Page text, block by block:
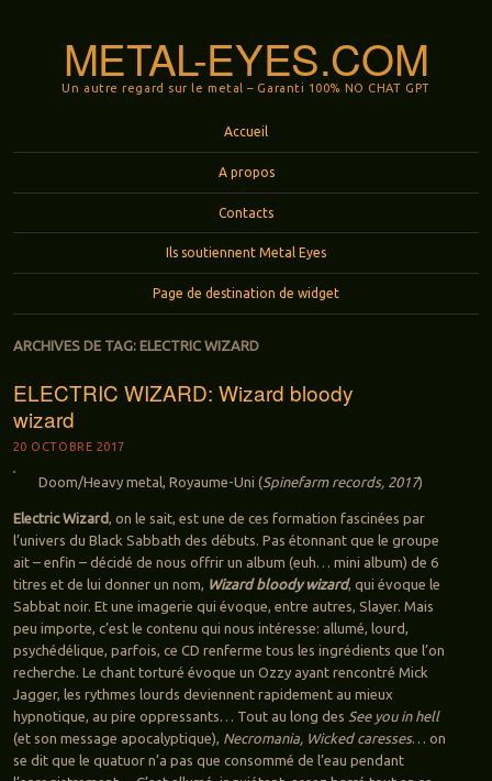
METAL-EYES.COM
Un autre regard sur le metal – Garanti 100% NO CHAT GPT
Accueil
A propos
Contacts
Ils soutiennent Metal Eyes
Page de destination de widget
ARCHIVES DE TAG: ELECTRIC WIZARD
ELECTRIC WIZARD: Wizard bloody
wizard
20 OCTOBRE 2017
Doom/Heavy metal, Royaume-Uni (Spinefarm records, 2017)
Electric Wizard, on le sait, est une de ces formation fascinées par
l’univers du Black Sabbath des débuts. Pas étonnant que le groupe
ait – enfin – décidé de nous offrir un album (euh… mini album) de 6
titres et de lui donner un nom, Wizard bloody wizard, qui évoque le
Sabbat noir. Et une imagerie qui évoque, entre autres, Slayer. Mais
peu importe, c’est le contenu qui nous intéresse: allumé, lourd,
psychédélique, parfois, ce CD renferme tous les ingrédients que l’on
recherche. Le chant torturé évoque un Ozzy ayant rencontré Mick
Jagger, les rythmes lourds deviennent rapidement au mieux
hypnotique, au pire oppressants… Tout au long des See you in hell
(et son message apocalyptique), Necromania, Wicked caresses… on
se dit que le quatuor n’a pas que consommé de l’eau pendant